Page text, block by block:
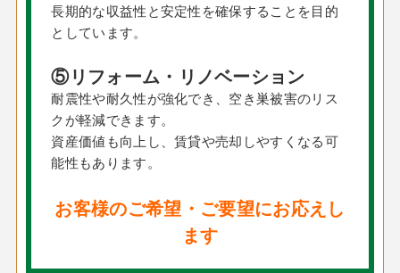
長期的な収益性と安定性を確保することを目的
としています。
⑤リフォーム・リノベーション
耐震性や耐久性が強化でき、空き巣被害のリス
クが軽減できます。
資産価値も向上し、賃貸や売却しやすくなる可
能性もあります。
お客様のご希望・ご要望にお応えし
ます